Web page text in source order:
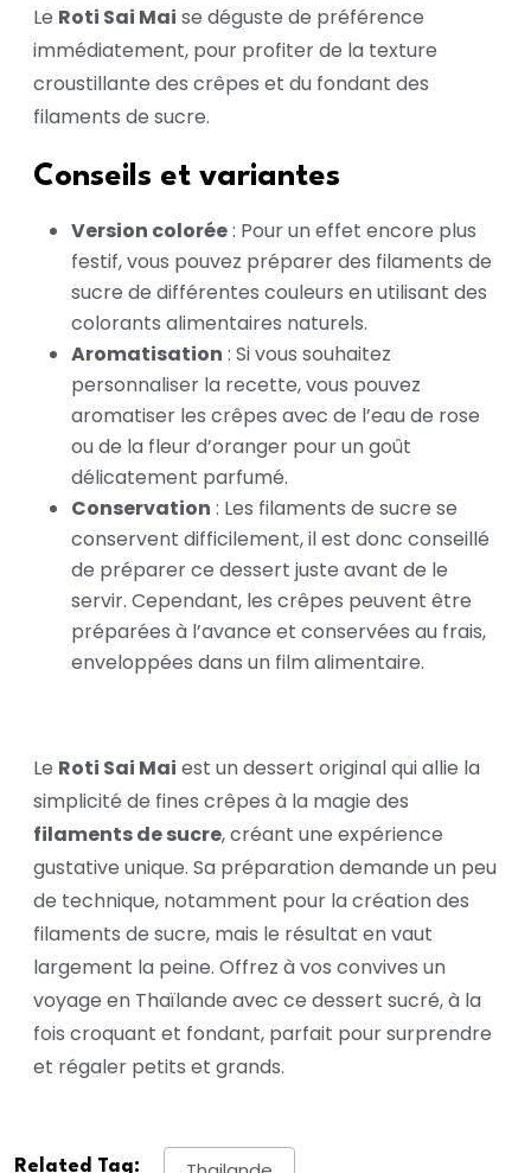
Le Roti Sai Mai se déguste de préférence
immédiatement, pour profiter de la texture
croustillante des crêpes et du fondant des
filaments de sucre.
Conseils et variantes
Version colorée: Pour un effet encore plus
festif, vous pouvez préparer des filaments de
sucre de différentes couleurs en utilisant des
colorants alimentaires naturels.
Aromatisation : Si vous souhaitez
personnaliser la recette, vous pouvez
aromatiser les crêpes avec de l’eau de rose
ou de la fleur d’oranger pour un goût
délicatement parfumé.
Conservation : Les filaments de sucre se
conservent difficilement, il est donc conseillé
de préparer ce dessert juste avant de le
servir. Cependant, les crêpes peuvent être
préparées à l’avance et conservées au frais,
enveloppées dans un film alimentaire.
Le Roti Sai Mai est un dessert original qui allie la
simplicité de fines crêpes à la magie des
filaments de sucre, créant une expérience
gustative unique. Sa préparation demande un peu
de technique, notamment pour la création des
filaments de sucre, mais le résultat en vaut
largement la peine. Offrez à vos convives un
voyage en Thaïlande avec ce dessert sucré, à la
fois croquant et fondant, parfait pour surprendre
et régaler petits et grands.
Related Tag: